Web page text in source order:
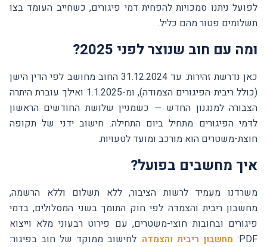
לפועל ניתנו סמכויות להפחית דמי פיגורים, כשחייב העומד בצו
תשלומים פטור מהם כליל.
ומה עם חוב שנוצר לפני 2025?
כאן נדרשת זהירות: עד 31.12.2024 החוב מחושב לפי הדין הישן
(כולל ריבית הפיגורים הצמודה), ומ-1.1.2025 ואילך עוברת היתרה
הצבורה למנגנון החדש — כשמניין שלושת החודשים הראשון
לדמי הפיגורים מתחיל ביום התחילה. חישוב ידני של תקופה
חוצת-משטרים הוא מורכב ומועד לטעויות.
איך מחשבים בפועל?
משרדנו מעמיד לרשות הציבור, ללא תשלום וללא הרשמה,
מחשבון ריבית והצמדה לפי חוק התומך בשני המסלולים, בדמי
פיגורים ובחובות חוצי-משטרים, עם פירוט רבעוני מלא וייצוא
PDF: מחשבון ריבית והצמדה. לחישוב ממוקד של חוב בפיגור: